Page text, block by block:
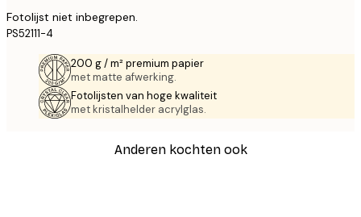
Fotolijst niet inbegrepen.
PS52111-4
200 g / m² premium papier
met matte afwerking.
Fotolijsten van hoge kwaliteit
met kristalhelder acrylglas.
Anderen kochten ook